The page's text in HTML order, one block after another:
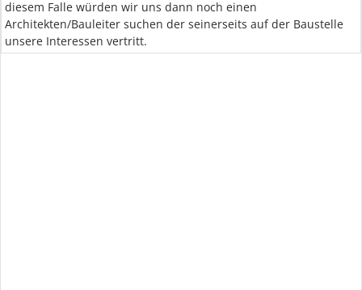
diesem Falle würden wir uns dann noch einen
Architekten/Bauleiter suchen der seinerseits auf der Baustelle
unsere Interessen vertritt.